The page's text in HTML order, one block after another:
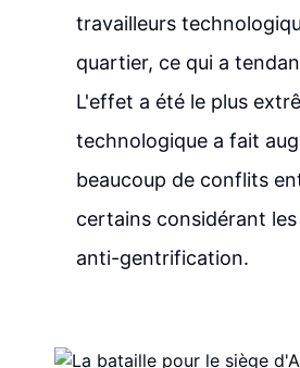
travailleurs
quartier, ce qui a
L'effet a été le plus
technologique a fait
beaucoup de conflits
certains considérant
anti-gentrification.